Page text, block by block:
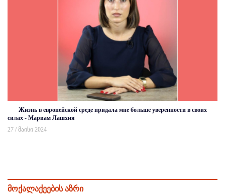
Жизнь в европейской среде придала мне больше уверенности в своих
силах - Мариам Лашхия
27 / მაისი 2024
მოქალაქეების აზრი